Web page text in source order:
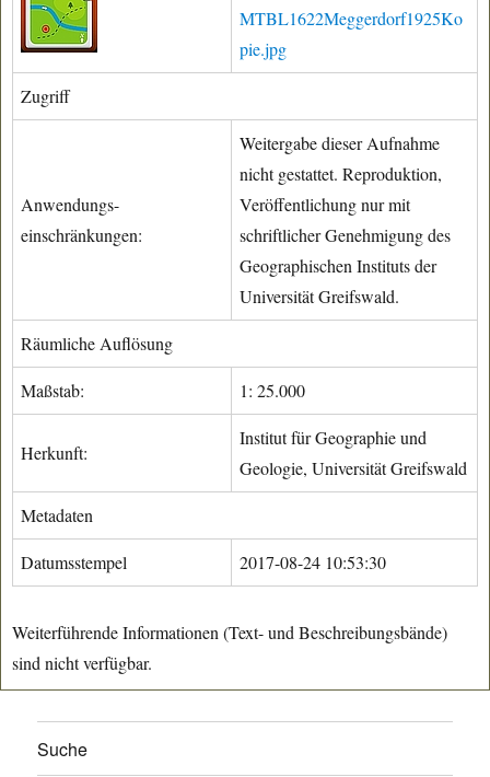
MTBL1622Meggerdorf1925Ko
pie.jpg
Zugriff
Anwendungs-
einschränkungen:
Weitergabe dieser Aufnahme
nicht gestattet. Reproduktion,
Veröffentlichung nur mit
schriftlicher Genehmigung des
Geographischen Instituts der
Universität Greifswald.
Räumliche Auflösung
Maßstab: 1: 25.000
Herkunft:
Institut für Geographie und
Geologie, Universität Greifswald
Metadaten
Datumsstempel 2017-08-24 10:53:30
Weiterführende Informationen (Text- und Beschreibungsbände)
sind nicht verfügbar.
Suche